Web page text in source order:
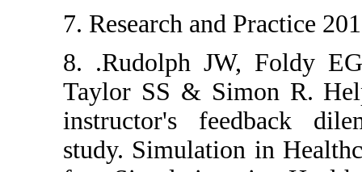
7. Research and
8. .Rudolph JW,
Taylor SS &
instructor's
study. Simulation